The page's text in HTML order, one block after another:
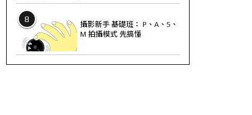
8
攝影新手 基礎班： P、A、S、
M 拍攝模式 先搞懂